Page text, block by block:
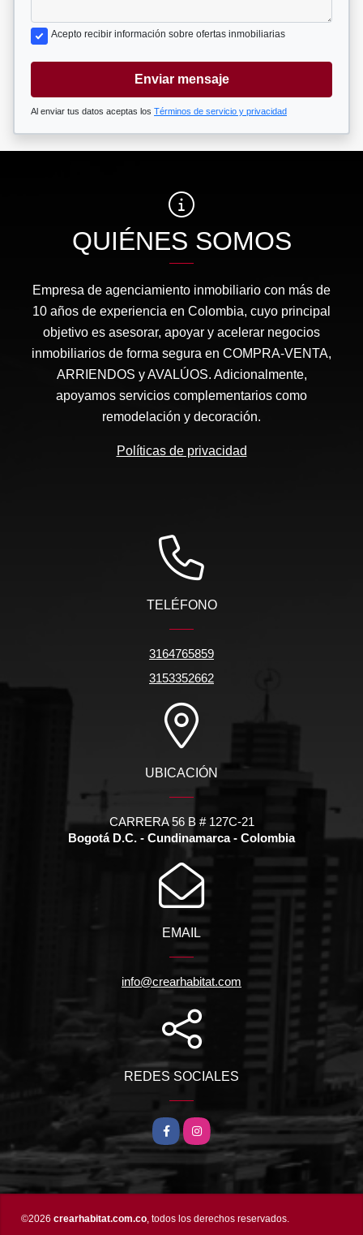
Acepto recibir información sobre ofertas inmobiliarias
Enviar mensaje
Al enviar tus datos aceptas los Términos de servicio y privacidad
QUIÉNES SOMOS
Empresa de agenciamiento inmobiliario con más de
10 años de experiencia en Colombia, cuyo principal
objetivo es asesorar, apoyar y acelerar negocios
inmobiliarios de forma segura en COMPRA-VENTA,
ARRIENDOS y AVALÚOS. Adicionalmente,
apoyamos servicios complementarios como
remodelación y decoración.
Políticas de privacidad
TELÉFONO
3164765859
3153352662
UBICACIÓN
CARRERA 56 B # 127C-21
Bogotá D.C. - Cundinamarca - Colombia
EMAIL
info@crearhabitat.com
REDES SOCIALES
FacebookInstagram
©2026 crearhabitat.com.co, todos los derechos reservados.